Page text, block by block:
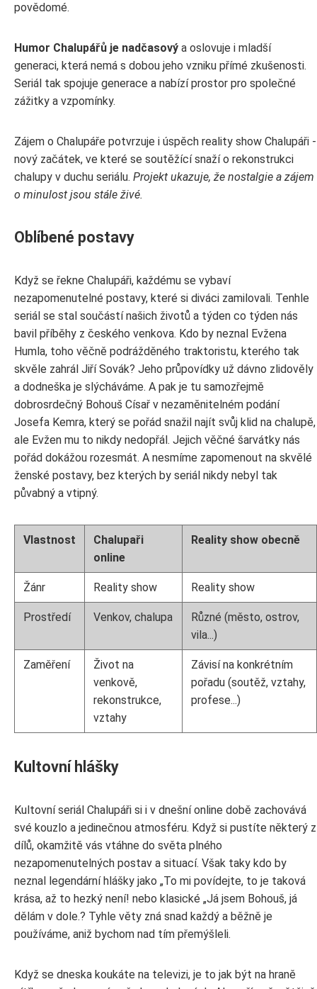
povědomé.
Humor Chalupářů je nadčasový a oslovuje i mladší
generaci, která nemá s dobou jeho vzniku přímé zkušenosti.
Seriál tak spojuje generace a nabízí prostor pro společné
zážitky a vzpomínky.
Zájem o Chalupáře potvrzuje i úspěch reality show Chalupáři -
nový začátek, ve které se soutěžící snaží o rekonstrukci
chalupy v duchu seriálu. Projekt ukazuje, že nostalgie a zájem
o minulost jsou stále živé.
Oblíbené postavy
Když se řekne Chalupáři, každému se vybaví
nezapomenutelné postavy, které si diváci zamilovali. Tenhle
seriál se stal součástí našich životů a týden co týden nás
bavil příběhy z českého venkova. Kdo by neznal Evžena
Humla, toho věčně podrážděného traktoristu, kterého tak
skvěle zahrál Jiří Sovák? Jeho průpovídky už dávno zlidověly
a dodneška je slýcháváme. A pak je tu samozřejmě
dobrosrdečný Bohouš Císař v nezaměnitelném podání
Josefa Kemra, který se pořád snažil najít svůj klid na chalupě,
ale Evžen mu to nikdy nedopřál. Jejich věčné šarvátky nás
pořád dokážou rozesmát. A nesmíme zapomenout na skvělé
ženské postavy, bez kterých by seriál nikdy nebyl tak
půvabný a vtipný.
Vlastnost
Chalupaři
online
Reality show obecně
Žánr Reality show Reality show
Prostředí Venkov, chalupa
Různé (město, ostrov,
vila...)
Zaměření
Život na
venkově,
rekonstrukce,
vztahy
Závisí na konkrétním
pořadu (soutěž, vztahy,
profese...)
Kultovní hlášky
Kultovní seriál Chalupáři si i v dnešní online době zachovává
své kouzlo a jedinečnou atmosféru. Když si pustíte některý z
dílů, okamžitě vás vtáhne do světa plného
nezapomenutelných postav a situací. Však taky kdo by
neznal legendární hlášky jako „To mi povídejte, to je taková
krása, až to hezký není! nebo klasické „Já jsem Bohouš, já
dělám v dole.? Tyhle věty zná snad každý a běžně je
používáme, aniž bychom nad tím přemýšleli.
Když se dneska koukáte na televizi, je to jak být na hraně